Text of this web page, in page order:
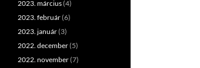
2023. március(4)
2023. február(6)
2023. január(3)
2022. december(5)
2022. november(7)